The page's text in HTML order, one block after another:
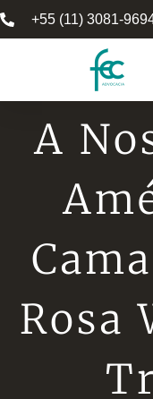
+55 (11) 3081-
A
Rosa